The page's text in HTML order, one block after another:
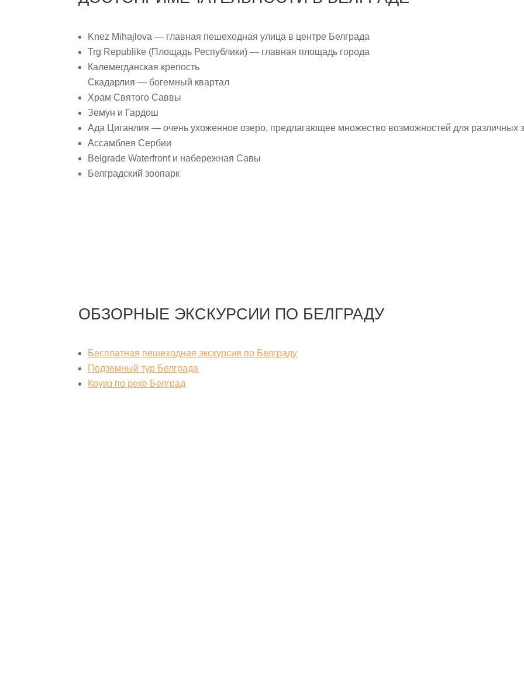
Knez Mihajlova — главная пешеходная улица в центре Белграда
Trg Republike (Площадь Республики) — главная площадь города
Калемегданская крепость
Скадарлия — богемный квартал
Храм Святого Саввы
Земун и Гардош
Ада Циганлия — очень ухоженное озеро, предлагающее множество возможностей для различных
Ассамблея Сербии
Belgrade Waterfront и набережная Савы
Белградский зоопарк
ОБЗОРНЫЕ ЭКСКУРСИИ ПО БЕЛГРАДУ
Бесплатная пешеходная экскурсия по Белграду
Подземный тур Белграда
Круиз по реке Белград